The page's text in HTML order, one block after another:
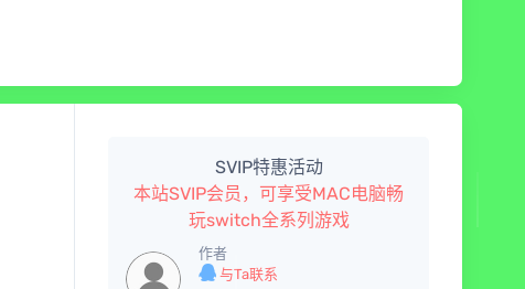
SVIP特惠活动
本站SVIP会员，可享受MAC电脑畅
玩switch全系列游戏
作者
与Ta联系